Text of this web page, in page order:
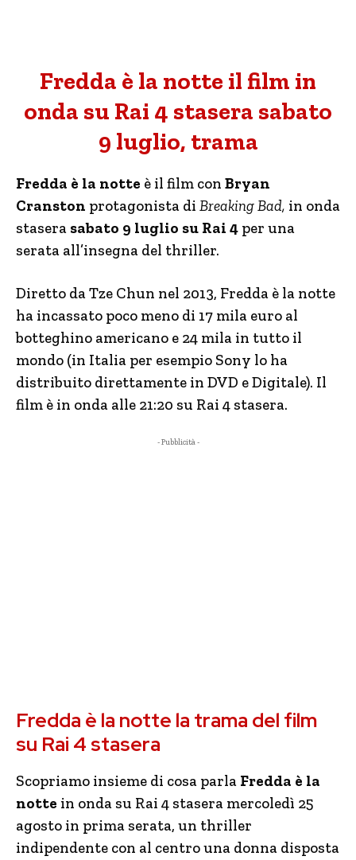
Fredda è la notte il film in
onda su Rai 4 stasera sabato
9 luglio, trama
Fredda è la notte è il film con Bryan
Cranston protagonista di Breaking Bad, in onda
stasera sabato 9 luglio su Rai 4 per una
serata all’insegna del thriller.
Diretto da Tze Chun nel 2013, Fredda è la notte
ha incassato poco meno di 17 mila euro al
botteghino americano e 24 mila in tutto il
mondo (in Italia per esempio Sony lo ha
distribuito direttamente in DVD e Digitale). Il
film è in onda alle 21:20 su Rai 4 stasera.
- Pubblicità -
Fredda è la notte la trama del film
su Rai 4 stasera
Scopriamo insieme di cosa parla Fredda è la
notte in onda su Rai 4 stasera mercoledì 25
agosto in prima serata, un thriller
indipendente con al centro una donna disposta